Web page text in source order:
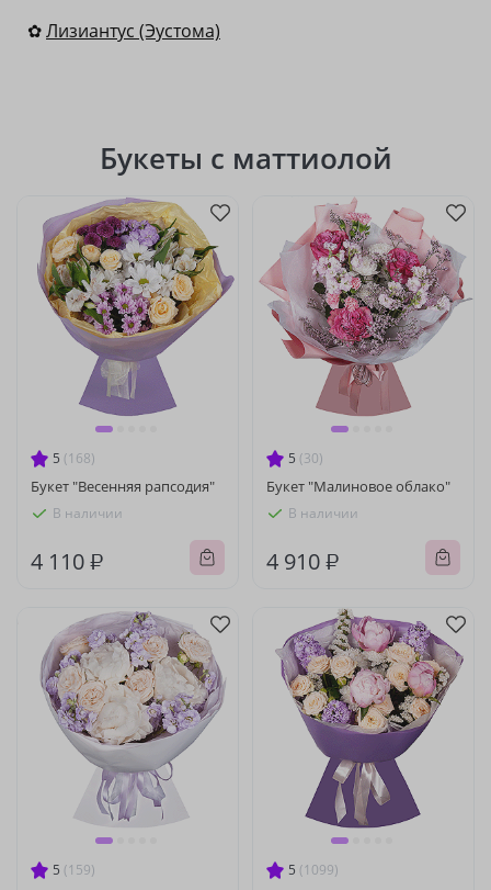
✿Лизиантус (Эустома)
Букеты с маттиолой
5 (168)
Букет "Весенняя рапсодия"
В наличии
4 110 ₽
5 (30)
Букет "Малиновое облако"
В наличии
4 910 ₽
5 (159) 5 (1099)